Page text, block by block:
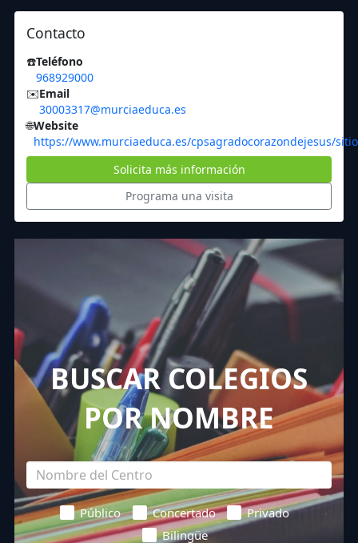
Contacto
☎️Teléfono
968929000
✉️Email
30003317@murciaeduca.es
🌐Website
https://www.murciaeduca.es/cpsagradocorazondejesus/
Solicita más información
Programa una visita
BUSCAR COLEGIOS
POR NOMBRE
Público Concertado
Privado
Bilingüe